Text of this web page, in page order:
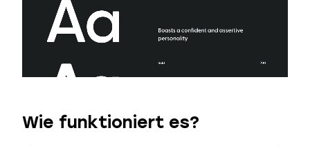
Wie funktioniert es?